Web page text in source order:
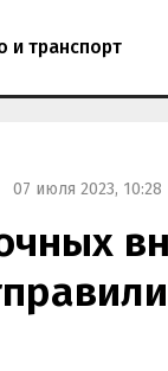
и транспорт
07 июля 2023, 10:28